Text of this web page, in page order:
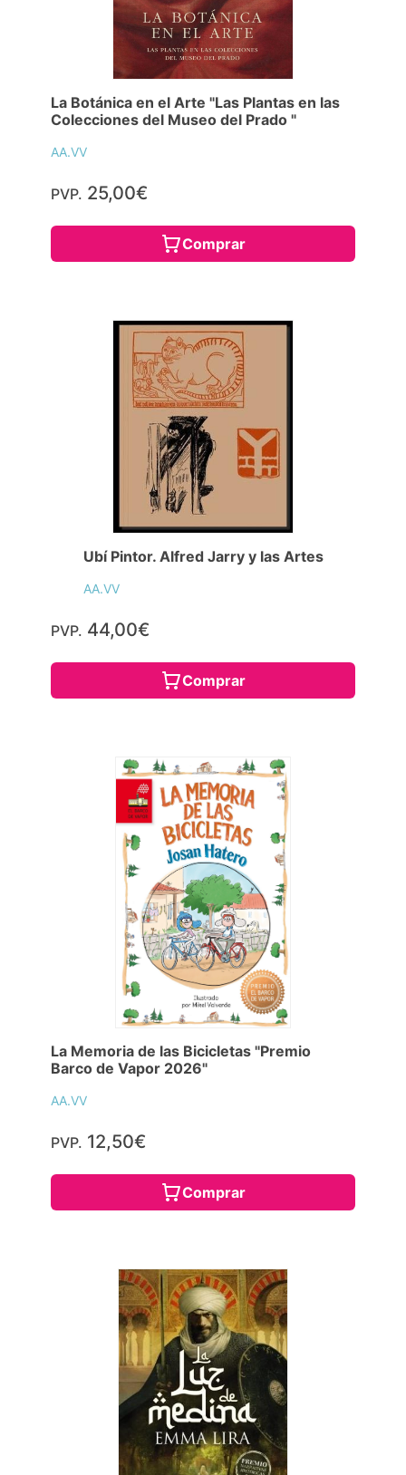
La Botánica en el Arte "Las Plantas en las
Colecciones del Museo del Prado "
AA.VV
PVP. 25,00€
Comprar
Ubí Pintor. Alfred Jarry y las Artes
AA.VV
PVP. 44,00€
Comprar
La Memoria de las Bicicletas "Premio
Barco de Vapor 2026"
AA.VV
PVP. 12,50€
Comprar